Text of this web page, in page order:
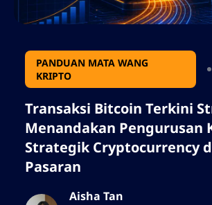
PANDUAN MATA WANG
KRIPTO
Transaksi Bitcoin Terkini
Menandakan Pengurusan
Strategik Cryptocurrency
Pasaran
Aisha Tan